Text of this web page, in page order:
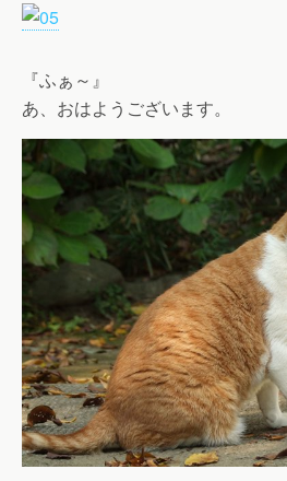
『ふぁ～』
あ、おはようございます。